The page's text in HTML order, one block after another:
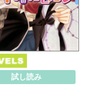
試し読み